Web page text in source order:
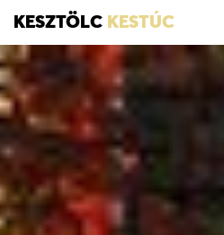
KESZTÖLC KESTÚC